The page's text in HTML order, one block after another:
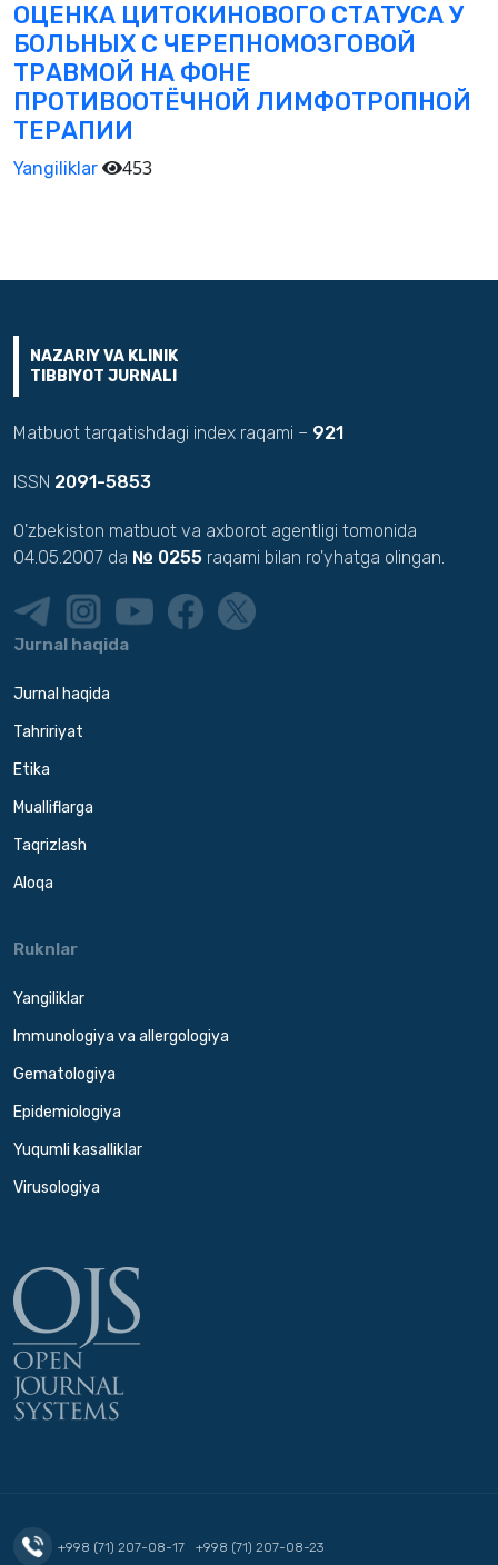
ОЦЕНКА ЦИТОКИНОВОГО СТАТУСА У
БОЛЬНЫХ С ЧЕРЕПНОМОЗГОВОЙ
ТРАВМОЙ НА ФОНЕ
ПРОТИВООТЁЧНОЙ ЛИМФОТРОПНОЙ
ТЕРАПИИ
Yangiliklar 453
NAZARIY VA KLINIK
TIBBIYOT JURNALI
Matbuot tarqatishdagi index raqami – 921
ISSN 2091-5853
O'zbekiston matbuot va axborot agentligi tomonida
04.05.2007 da № 0255 raqami bilan ro'yhatga olingan.
Jurnal haqida
Jurnal haqida
Tahririyat
Etika
Mualliflarga
Taqrizlash
Aloqa
Ruknlar
Yangiliklar
Immunologiya va allergologiya
Gematologiya
Epidemiologiya
Yuqumli kasalliklar
Virusologiya
+998 (71) 207-08-17 +998 (71) 207-08-23